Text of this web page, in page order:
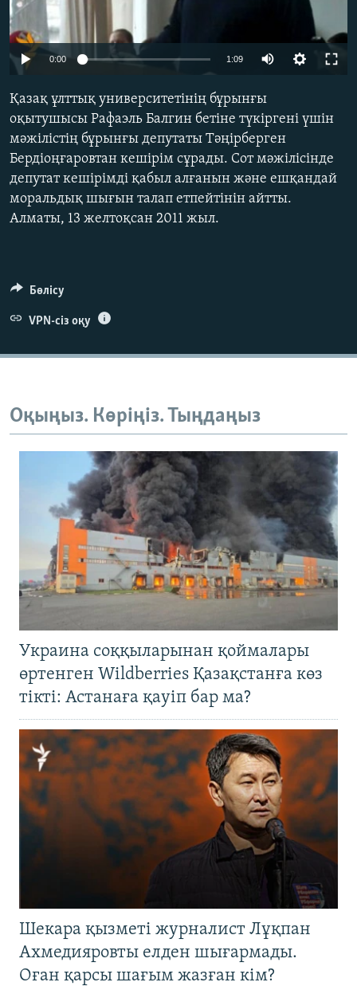
ЖАЗЫЛЫҢЫЗ
0:00 1:09
Қазақ ұлттық университетінің бұрынғы
оқытушысы Рафаэль Балгин бетіне түкіргені үшін
мәжілістің бұрынғы депутаты Тәңірберген
Бердіоңғаровтан кешірім сұрады. Сот мәжілісінде
депутат кешірімді қабыл алғанын және ешқандай
моральдық шығын талап етпейтінін айтты.
Алматы, 13 желтоқсан 2011 жыл.
Бөлісу
VPN-сіз оқу
Оқыңыз. Көріңіз. Тыңдаңыз
Украина соққыларынан қоймалары
өртенген Wildberries Қазақстанға көз
тікті: Астанаға қауіп бар ма?
Шекара қызметі журналист Лұқпан
Ахмедияровты елден шығармады.
Оған қарсы шағым жазған кім?